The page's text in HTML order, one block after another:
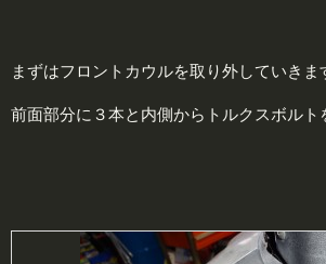
まずはフロントカウルを取り外していきま
前面部分に３本と内側からトルクスボルト